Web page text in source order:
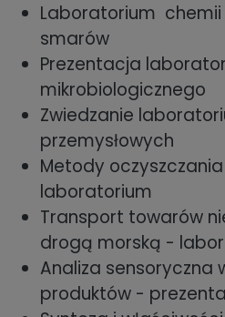
Laboratorium chemii
smarów
Prezentacja
mikrobiologicznego
Zwiedzanie
przemysłowych
Metody
laboratorium
Transport towarów
drogą morską -
Analiza sensoryczna
produktów -